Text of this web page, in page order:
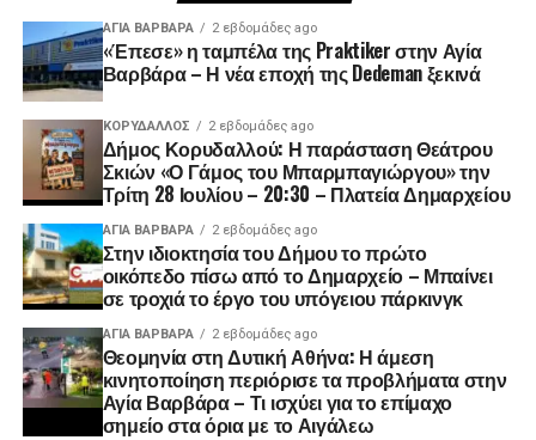
ΑΓΙΑ ΒΑΡΒΑΡΑ 2 εβδομάδες ago
«Έπεσε» η ταμπέλα της Praktiker στην Αγία
Βαρβάρα – Η νέα εποχή της Dedeman ξεκινά
ΚΟΡΥΔΑΛΛΟΣ 2 εβδομάδες ago
Δήμος Κορυδαλλού: Η παράσταση Θεάτρου
Σκιών «Ο Γάμος του Μπαρμπαγιώργου» την
Τρίτη 28 Ιουλίου – 20:30 – Πλατεία Δημαρχείου
ΑΓΙΑ ΒΑΡΒΑΡΑ 2 εβδομάδες ago
Στην ιδιοκτησία του Δήμου το πρώτο
οικόπεδο πίσω από το Δημαρχείο – Μπαίνει
σε τροχιά το έργο του υπόγειου πάρκινγκ
ΑΓΙΑ ΒΑΡΒΑΡΑ 2 εβδομάδες ago
Θεομηνία στη Δυτική Αθήνα: Η άμεση
κινητοποίηση περιόρισε τα προβλήματα στην
Αγία Βαρβάρα – Τι ισχύει για το επίμαχο
σημείο στα όρια με το Αιγάλεω